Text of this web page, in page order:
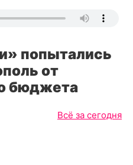
попытались
от
бюджета
Всё за сегодня